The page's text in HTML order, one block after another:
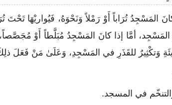
كانَ المَسْجِدُ تُرَاباً أَوْ رَمْلاً وَنَحْوَهُ، فَيُواريْهَا
المَسْجِد، أمَّا إذا كانَ المَسْجِدُ مُبَلَّطاً أَوْ
وَتكْثِيرٌ للقَذَرِ في المَسْجِدِ، وَعَلَىٰ مَنْ فَعَلَ